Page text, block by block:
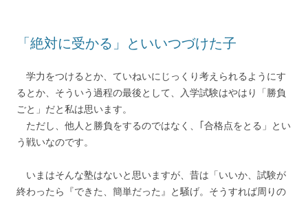
「絶対に受かる」といいつづけた子
学力をつけるとか、ていねいにじっくり考えられるようにす
るとか、そういう過程の最後として、入学試験はやはり「勝負
ごと」だと私は思います。
ただし、他人と勝負をするのではなく、｢合格点をとる」とい
う戦いなのです。
いまはそんな塾はないと思いますが、昔は「いいか、試験が
終わったら『できた、簡単だった』と騒げ。そうすれば周りの